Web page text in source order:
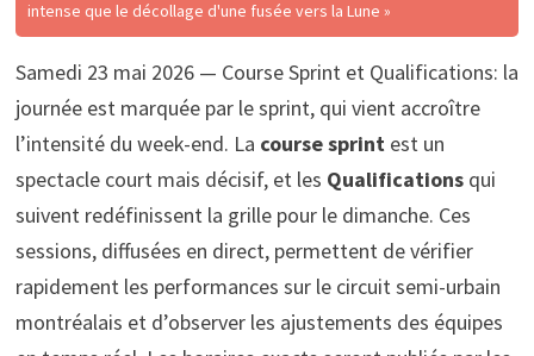
intense que le décollage d'une fusée vers la Lune »
Samedi 23 mai 2026 — Course Sprint et Qualifications: la
journée est marquée par le sprint, qui vient accroître
l’intensité du week-end. La course sprintest un
spectacle court mais décisif, et les Qualificationsqui
suivent redéfinissent la grille pour le dimanche. Ces
sessions, diffusées en direct, permettent de vérifier
rapidement les performances sur le circuit semi-urbain
montréalais et d’observer les ajustements des équipes